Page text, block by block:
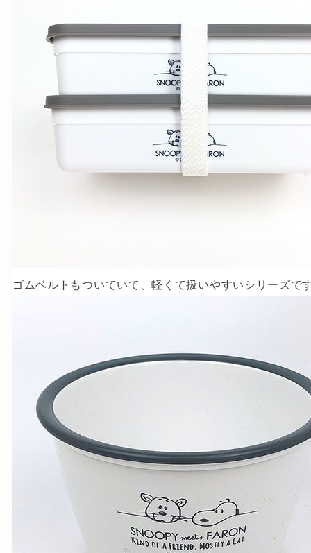
ゴムベルトもついていて、軽くて扱いやすいシリーズで